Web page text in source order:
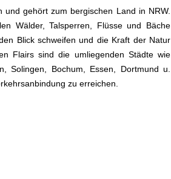
gehört zum bergischen Land in NRW.
Wälder, Talsperren, Flüsse und Bäche
Blick schweifen und die Kraft der Natur
Flairs sind die umliegenden Städte wie
Solingen, Bochum, Essen, Dortmund u.
zu erreichen.